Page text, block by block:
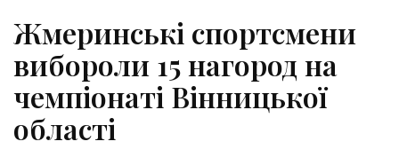
Жмеринські спортсмени
вибороли 15 нагород на
чемпіонаті Вінницької
області